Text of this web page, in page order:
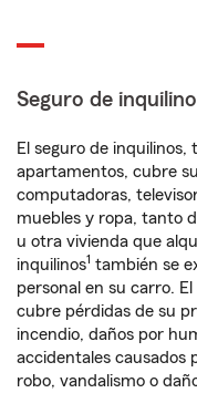
Seguro de
El seguro de
apartamentos, cubre
computadoras,
muebles y ropa, tanto
u otra vivienda que
inquilinos1 también se
personal en su carro.
cubre pérdidas de su
incendio, daños por
accidentales causados
robo, vandalismo o